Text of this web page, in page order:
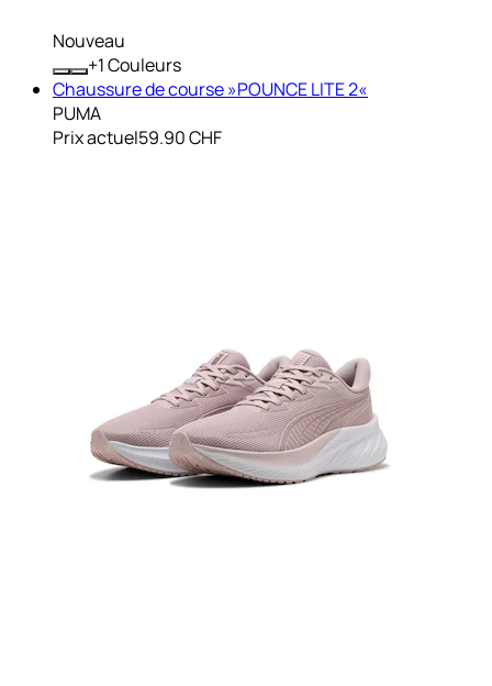
Nouveau
+ Couleurs
Chaussure de course »POUNCE LITE 2«
PUMA
Prix actuel59.90 CHF